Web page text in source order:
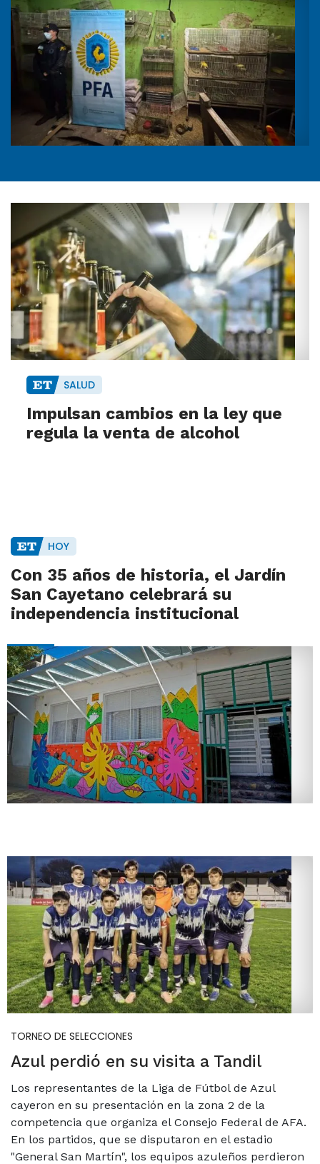
SALUD
Impulsan cambios en la ley que
regula la venta de alcohol
HOY
Con 35 años de historia, el Jardín
San Cayetano celebrará su
independencia institucional
TORNEO DE SELECCIONES
Azul perdió en su visita a Tandil
Los representantes de la Liga de Fútbol de Azul
cayeron en su presentación en la zona 2 de la
competencia que organiza el Consejo Federal de AFA.
En los partidos, que se disputaron en el estadio
"General San Martín", los equipos azuleños perdieron